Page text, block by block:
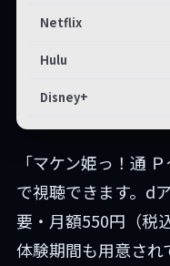
Netflix
Hulu
Disney+
「マケン姫っ！通
で視聴できます。d
要・月額550円（税
体験期間も用意され